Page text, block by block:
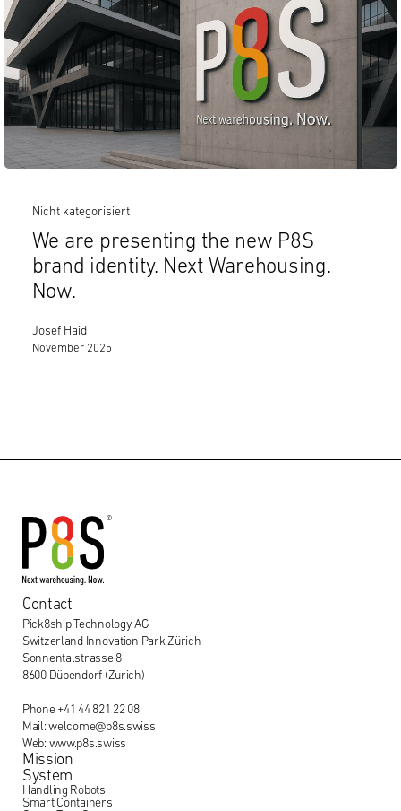
Nicht kategorisiert
We are presenting the new P8S
brand identity. Next Warehousing.
Now.
Josef Haid
November 2025
Contact
Pick8ship Technology AG
Switzerland Innovation Park Zürich
Sonnentalstrasse 8
8600 Dübendorf (Zurich)
Phone +41 44 821 22 08
Mail: welcome@p8s.swiss
Web: www.p8s.swiss
Mission
System
Handling Robots
Smart Containers